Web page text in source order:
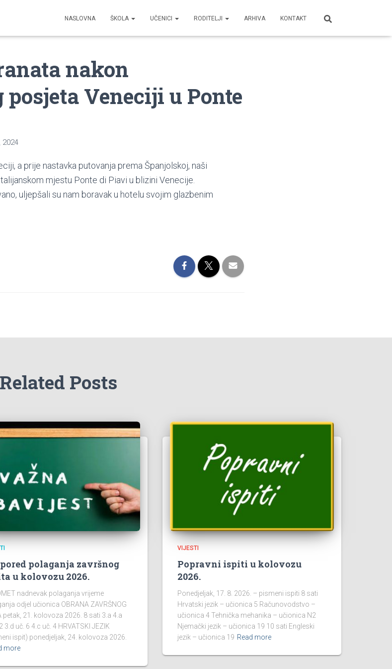
NASLOVNA ŠKOLA UČENICI RODITELJI ARHIVA KONTAKT
nakon
Veneciji u Ponte
2024
a prije nastavka putovanja prema Španjolskoj, naši
mjestu Ponte di Piavi u blizini Venecije.
uljepšali su nam boravak u hotelu svojim glazbenim
Related Posts
polaganja završnog
u kolovozu 2026.
nadnevak polaganja vrijeme
odjel učionica OBRANA ZAVRŠNOG
petak, 21. kolovoza 2026. 8 sati 3.a 4.a
3.d uč. 6 4.c uč. 4 HRVATSKI JEZIK
ispit) ponedjeljak, 24. kolovoza 2026.
more
VIJESTI
Popravni ispiti u kolovozu
2026.
Ponedjeljak, 17. 8. 2026. – pismeni ispiti 8 sati
Hrvatski jezik – učionica 5 Računovodstvo –
učionica 4 Tehnička mehanika – učionica N2
Njemački jezik – učionica 19 10 sati Engleski
jezik – učionica 19 Read more